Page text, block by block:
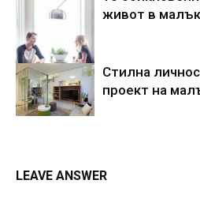
живот в
Стилна
проект на
LEAVE ANSWER